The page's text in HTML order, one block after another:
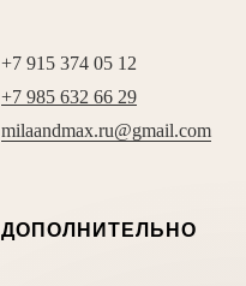
+7 915 374 05 12
+7 985 632 66 29
milaandmax.ru@gmail.com
ДОПОЛНИТЕЛЬНО